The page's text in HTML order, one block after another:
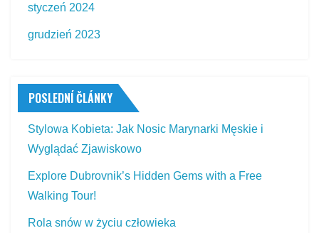
styczeń 2024
grudzień 2023
POSLEDNÍ ČLÁNKY
Stylowa Kobieta: Jak Nosic Marynarki Męskie i
Wyglądać Zjawiskowo
Explore Dubrovnik’s Hidden Gems with a Free
Walking Tour!
Rola snów w życiu człowieka